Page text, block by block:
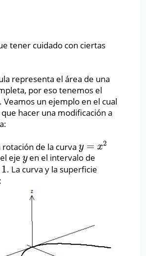
tener cuidado con ciertas
representa el área de una
por eso tenemos el
. Veamos un ejemplo en el cual
hacer una modificación a
rotación de la curva y = x2
y=x2
eje y
yen el intervalo de
1. La curva y la superficie